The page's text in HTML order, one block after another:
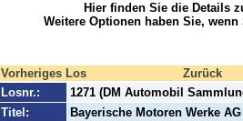
Hier finden Sie die Details
Weitere Optionen haben Sie,
Vorheriges Los Zurück
Losnr.:
1271 (DM Automobil
Titel:
Bayerische Motoren Werke AG